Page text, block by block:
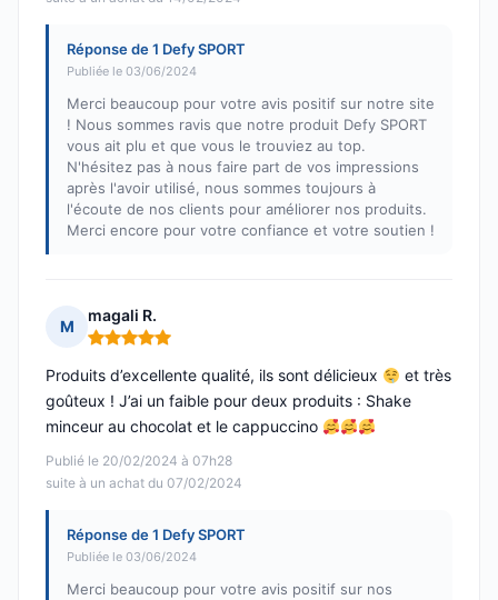
Réponse de 1 Defy SPORT
Publiée le 03/06/2024
Merci beaucoup pour votre avis positif sur notre site
! Nous sommes ravis que notre produit Defy SPORT
vous ait plu et que vous le trouviez au top.
N'hésitez pas à nous faire part de vos impressions
après l'avoir utilisé, nous sommes toujours à
l'écoute de nos clients pour améliorer nos produits.
Merci encore pour votre confiance et votre soutien !
M
magali R.
Note : 5 sur 5
Publié le 20/02/2024 à 07h28
suite à un achat du 07/02/2024
Produits d’excellente qualité, ils sont délicieux
et très
goûteux ! J’ai un faible pour deux produits : Shake
minceur au chocolat et le cappuccino
Réponse de 1 Defy SPORT
Publiée le 03/06/2024
Merci beaucoup pour votre avis positif sur nos